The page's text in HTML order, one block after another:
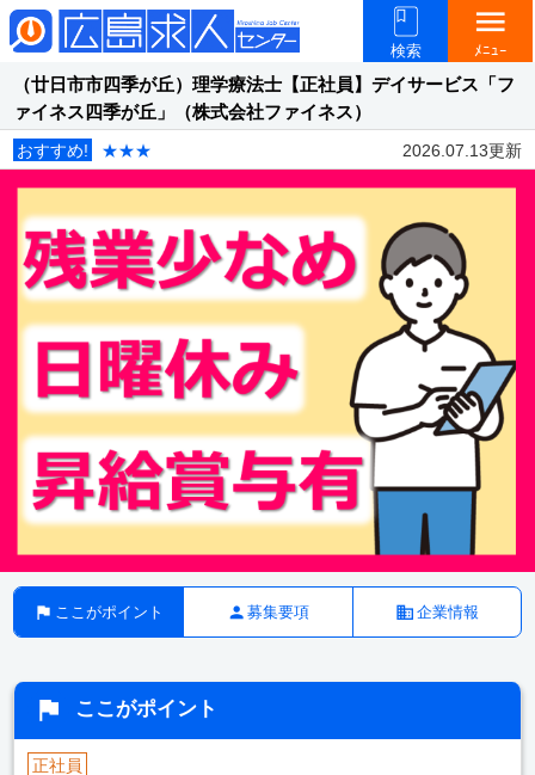
検索
menu
ﾒﾆｭｰ
（廿日市市四季が丘）理学療法士【正社員】デイサービス「フ
ァイネス四季が丘」（株式会社ファイネス）
おすすめ! ★★★ 2026.07.13更新
ここがポイント 募集要項 企業情報
ここがポイント
正社員